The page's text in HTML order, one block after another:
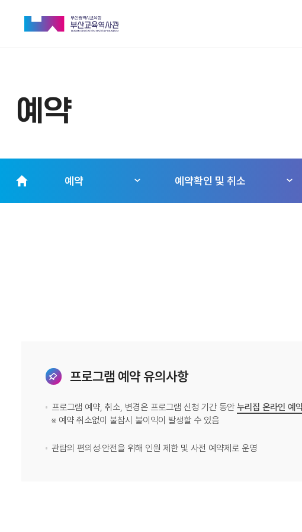
예약
예약 예약확인 및 취소
프로그램 예약 유의사항
프로그램 예약, 취소, 변경은 프로그램 신청 기간 동안누리집 온라인 예
※ 예약 취소없이 불참시 불이익이 발생할 수 있음
관람의 편의성·안전을 위해 인원 제한 및 사전 예약제로 운영